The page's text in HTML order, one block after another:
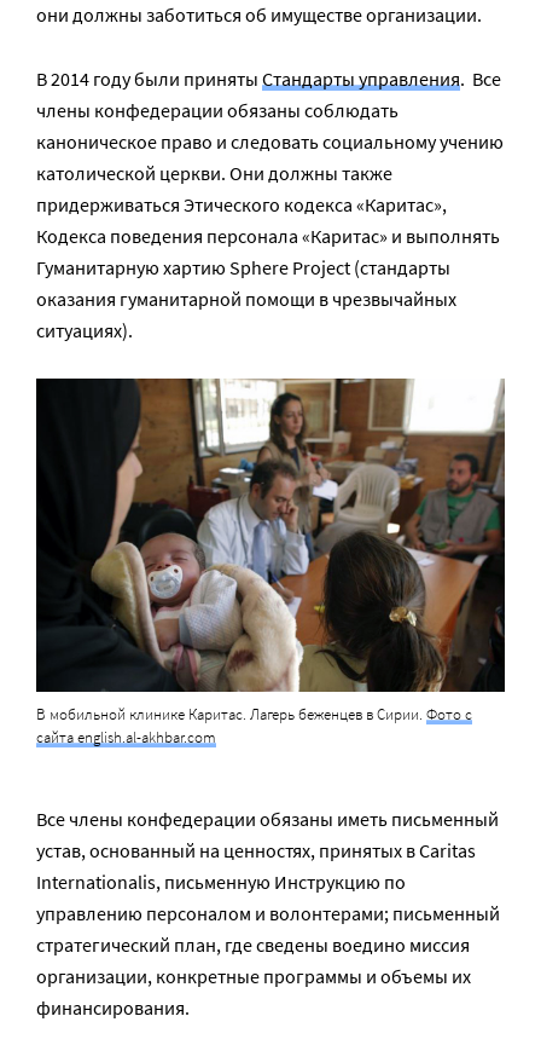
они должны заботиться об имуществе организации.
В 2014 году были приняты Стандарты управления. Все
члены конфедерации обязаны соблюдать
каноническое право и следовать социальному учению
католической церкви. Они должны также
придерживаться Этического кодекса «Каритас»,
Кодекса поведения персонала «Каритас» и выполнять
Гуманитарную хартию Sphere Project (стандарты
оказания гуманитарной помощи в чрезвычайных
ситуациях).
В мобильной клинике Каритас. Лагерь беженцев в Сирии. Фото с
сайта english.al-akhbar.com
Все члены конфедерации обязаны иметь письменный
устав, основанный на ценностях, принятых в Caritas
Internationalis, письменную Инструкцию по
управлению персоналом и волонтерами; письменный
стратегический план, где сведены воедино миссия
организации, конкретные программы и объемы их
финансирования.